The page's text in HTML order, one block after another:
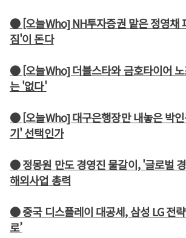
● [오늘Who] NH투자증권 맡은 정영채
짐'이 돈다
● [오늘Who] 더블스타와 금호타이어
는 '없다'
● [오늘Who] 대구은행장만 내놓은 박
기' 선택인가
● 정몽원 만도 경영진 물갈이, '글로벌
해외사업 총력
● 중국 디스플레이 대공세, 삼성 LG 전
로’